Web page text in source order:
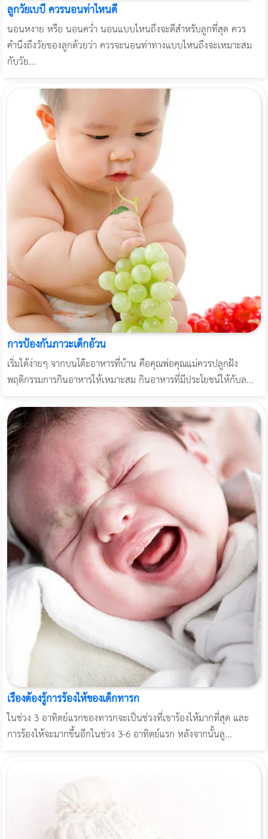
ลูกวัยเบบี้ ควรนอนท่าไหนดี
นอนหงาย หรือ นอนคว่ำ นอนแบบไหนถึงจะดีสำหรับลูกที่สุด ควร
คำนึงถึงวัยของลูกด้วยว่า ควรจะนอนท่าทางแบบไหนถึงจะเหมาะสม
กับวัย...
การป้องกันภาวะเด็กอ้วน
เริ่มได้ง่ายๆ จากบนโต๊ะอาหารที่บ้าน คือคุณพ่อคุณแม่ควรปลูกฝัง
พฤติกรรมการกินอาหารให้เหมาะสม กินอาหารที่มีประโยชน์ให้กับล...
เรื่องต้องรู้การร้องไห้ของเด็กทารก
ในช่วง 3 อาทิตย์แรกของทารกจะเป็นช่วงที่เขาร้องไห้มากที่สุด และ
การร้องไห้จะมากขึ้นอีกในช่วง 3-6 อาทิตย์แรก หลังจากนั้นลู...